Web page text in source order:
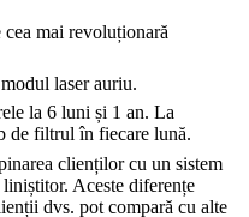
mai revoluționară
laser auriu.
la 6 luni și 1 an. La
de filtrul în fiecare lună.
clienților cu un sistem
Aceste diferențe
dvs. pot compară cu alte